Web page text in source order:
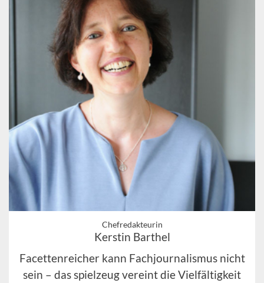
Chefredakteurin
Kerstin Barthel
Facettenreicher kann Fachjournalismus nicht
sein – das spielzeug vereint die Vielfältigkeit